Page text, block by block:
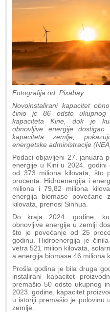
Fotografija od: Pixabay
Novoinstalirani kapacitet
činio je 86 odsto ukupnog
kapaciteta Kine, dok je
obnovljive energije
kapaciteta zemlje,
energetske administracije
Podaci objavljeni 27. januara
energije u Kini u 2024. godini
od 373 miliona kilovata, što
procenta. Hidroenergija i
miliona i 79,82 miliona
energija biomase
kilovata, prenosi Sinhua.
Do kraja 2024. godine,
obnovljive energije u zemlji
što je povećanje od 25
godinu. Hidroenergija je
vetra 521 milion kilovata,
a energija biomase 46 miliona
Prošla godina je bila druga
instalirani kapacitet
premašio 50 odsto ukupnog
2023. godine, kapacitet
u istoriji premašio je polovinu
zemlje.